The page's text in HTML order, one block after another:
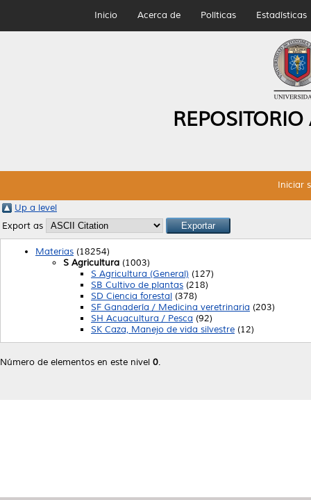
Inicio Acerca de Políticas Estadísticas
Iniciar
Up a level
Export as
Materias (18254)
S Agricultura (1003)
S Agricultura (General) (127)
SB Cultivo de plantas (218)
SD Ciencia forestal (378)
SF Ganadería / Medicina veretrinaria (203)
SH Acuacultura / Pesca (92)
SK Caza, Manejo de vida silvestre (12)
Número de elementos en este nivel 0.